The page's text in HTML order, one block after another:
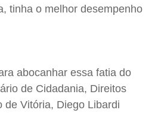
tinha o melhor desempenho
abocanhar essa fatia do
de Cidadania, Direitos
de Vitória, Diego Libardi